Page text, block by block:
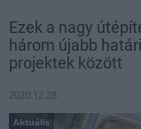
Ezek a nagy
három újabb
projektek között
2020.12.28
Aktuális